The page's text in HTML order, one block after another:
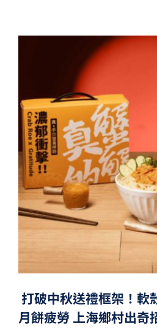
打破中秋送禮框架！軟
月餅疲勞 上海鄉村出奇